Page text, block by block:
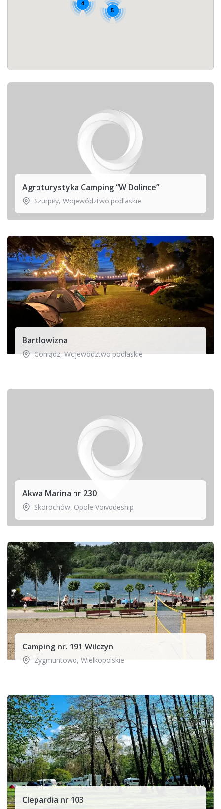
4
5
Agroturystyka Camping “W Dolince”
Szurpiły, Województwo podlaskie
Bartlowizna
Goniądz,Województwo podlaskie
Akwa Marina nr 230
Skorochów, Opole Voivodeship
Camping nr. 191 Wilczyn
Zygmuntowo, Wielkopolskie
Clepardia nr 103